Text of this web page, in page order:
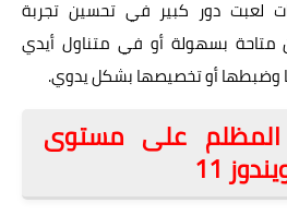
لعبت دور كبير في تحسين تجربة
متاحة بسهولة أو في متناول أيدي
وضبطها أو تخصيصها بشكل يدوي.
المظلم على مستوى
11